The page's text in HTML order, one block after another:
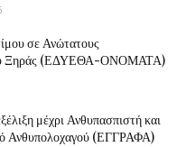
σε Ανώτατους
Ξηράς (ΕΔΥΕΘΑ-ΟΝΟΜΑΤΑ)
μέχρι Ανθυπασπιστή και
Ανθυπολοχαγού (ΕΓΓΡΑΦΑ)